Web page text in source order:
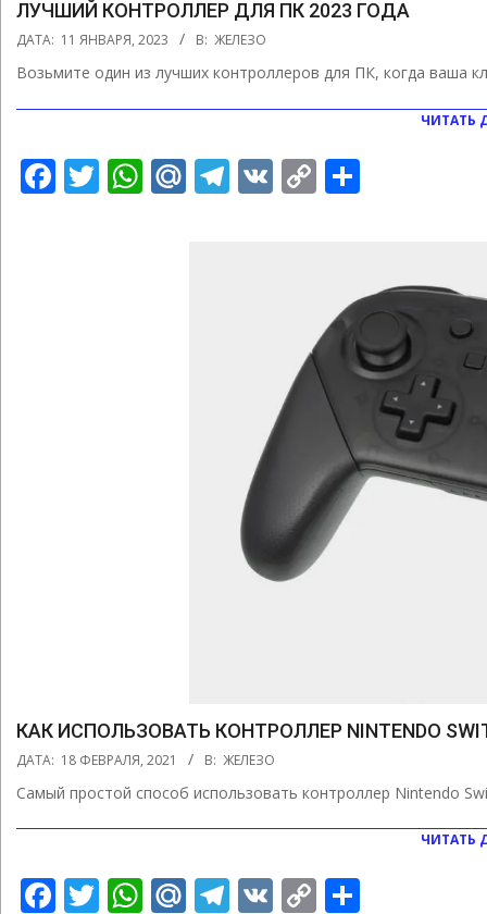
ЛУЧШИЙ КОНТРОЛЛЕР ДЛЯ ПК 2023 ГОДА
2023-
11
ДАТА: 11 ЯНВАРЯ, 2023 В: ЖЕЛЕЗО
Возьмите один из лучших контроллеров для ПК, когда ваша
ЧИТАТЬ
Facebook
Twitter
WhatsApp
Mail.Ru
Telegram
VK Copy
Link
КАК ИСПОЛЬЗОВАТЬ КОНТРОЛЛЕР NINTENDO
2021-
18
ДАТА: 18 ФЕВРАЛЯ, 2021 В: ЖЕЛЕЗО
Самый простой способ использовать контроллер Nintendo
ЧИТАТЬ
Facebook
Twitter
WhatsApp
Mail.Ru
Telegram
VK Copy